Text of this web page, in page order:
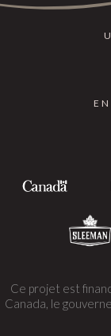
Ce projet est
Canada, le